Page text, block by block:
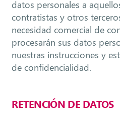
datos personales a
contratistas y otros
necesidad comercial de
procesarán sus datos
nuestras instrucciones y
de confidencialidad.
RETENCIÓN DE DATOS